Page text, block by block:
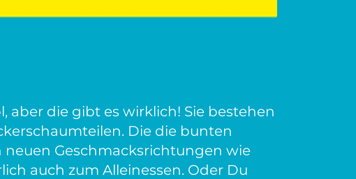
aber die gibt es wirklich! Sie bestehen
Die die bunten
neuen Geschmacksrichtungen wie
auch zum Alleinessen. Oder Du